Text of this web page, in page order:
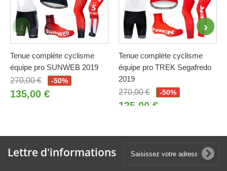
Tenue complète cyclisme
équipe pro SUNWEB 2019
270,00 €
-50%
135,00 €
Tenue complète cyclisme
équipe pro TREK Segafredo
2019
270,00 €
-50%
135,00 €
Lettre d'informations